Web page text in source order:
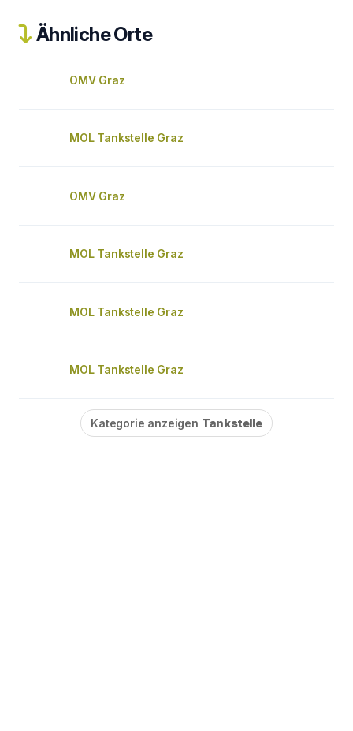
Ähnliche Orte
OMV Graz
MOL Tankstelle Graz
OMV Graz
MOL Tankstelle Graz
MOL Tankstelle Graz
MOL Tankstelle Graz
Kategorie anzeigen Tankstelle